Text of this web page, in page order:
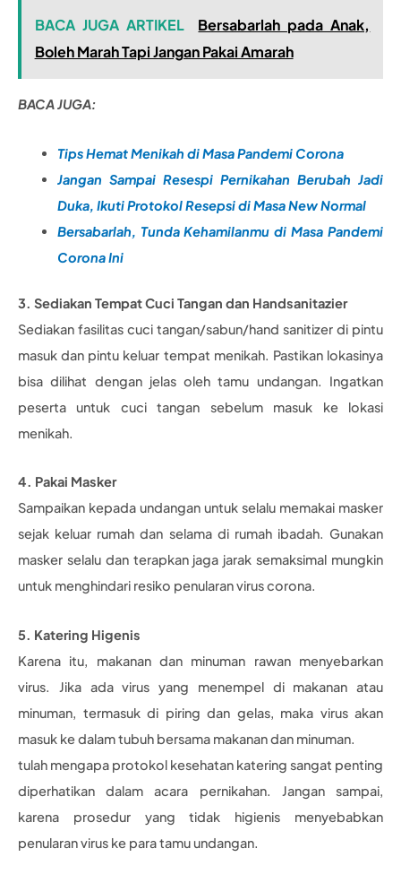
BACA JUGA ARTIKEL
Bersabarlah pada Anak,
Boleh Marah Tapi Jangan Pakai Amarah
BACA JUGA:
Tips Hemat Menikah di Masa Pandemi Corona
Jangan Sampai Resespi Pernikahan Berubah Jadi
Duka, Ikuti Protokol Resepsi di Masa New Normal
Bersabarlah, Tunda Kehamilanmu di Masa Pandemi
Corona Ini
3. Sediakan Tempat Cuci Tangan dan Handsanitazier
Sediakan fasilitas cuci tangan/sabun/hand sanitizer di pintu
masuk dan pintu keluar tempat menikah. Pastikan lokasinya
bisa dilihat dengan jelas oleh tamu undangan. Ingatkan
peserta untuk cuci tangan sebelum masuk ke lokasi
menikah.
4. Pakai Masker
Sampaikan kepada undangan untuk selalu memakai masker
sejak keluar rumah dan selama di rumah ibadah. Gunakan
masker selalu dan terapkan jaga jarak semaksimal mungkin
untuk menghindari resiko penularan virus corona.
5. Katering Higenis
Karena itu, makanan dan minuman rawan menyebarkan
virus. Jika ada virus yang menempel di makanan atau
minuman, termasuk di piring dan gelas, maka virus akan
masuk ke dalam tubuh bersama makanan dan minuman.
tulah mengapa protokol kesehatan katering sangat penting
diperhatikan dalam acara pernikahan. Jangan sampai,
karena prosedur yang tidak higienis menyebabkan
penularan virus ke para tamu undangan.